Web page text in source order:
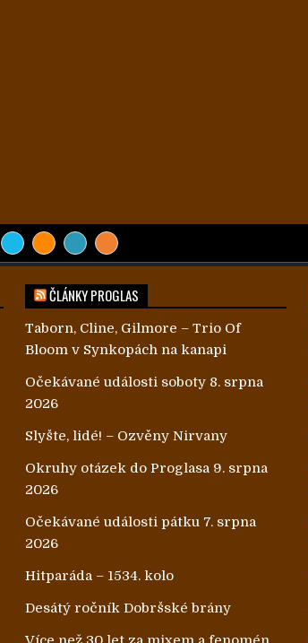
ČLÁNKY PROGLAS
Taborn, Cline, Gilmore – Trio Of
Bloom v Synkopách na kanapi
Očekávané události soboty 8. srpna
2026
Slyšte, lidé! – Ozvěny Nirvany
Okruhy otázek do Proglasa 9. srpna
2026
Očekávané události pátku 7. srpna
2026
Hitparáda – 1534. kolo
Desátý ročník Dobršské brány